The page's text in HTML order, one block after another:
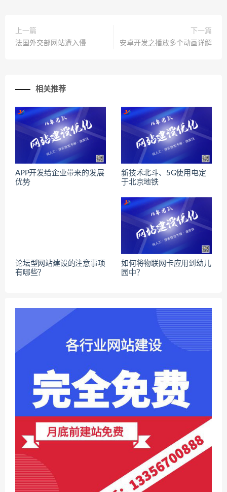
上一篇
法国外交部网站遭入侵
下一篇
安卓开发之播放多个动画详解
相关推荐
APP开发给企业带来的发展
优势
新技术北斗、5G使用电定
于北京地铁
论坛型网站建设的注意事项
有哪些？
如何将物联网卡应用到幼儿
园中？